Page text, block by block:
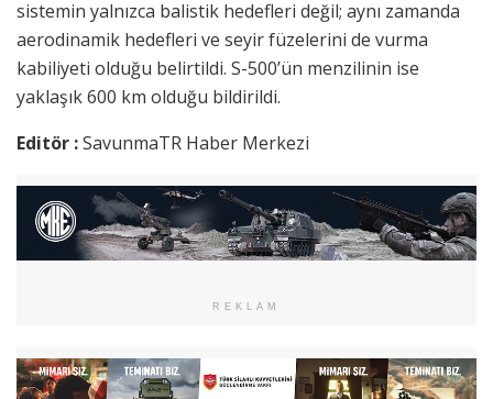
sistemin yalnızca balistik hedefleri değil; aynı zamanda
aerodinamik hedefleri ve seyir füzelerini de vurma
kabiliyeti olduğu belirtildi. S-500’ün menzilinin ise
yaklaşık 600 km olduğu bildirildi.
Editör :SavunmaTR Haber Merkezi
REKLAM